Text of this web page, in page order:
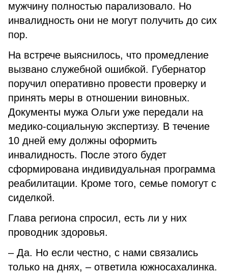
мужчину полностью парализовало. Но
инвалидность они не могут получить до сих
пор.
На встрече выяснилось, что промедление
вызвано служебной ошибкой. Губернатор
поручил оперативно провести проверку и
принять меры в отношении виновных.
Документы мужа Ольги уже передали на
медико-социальную экспертизу. В течение
10 дней ему должны оформить
инвалидность. После этого будет
сформирована индивидуальная программа
реабилитации. Кроме того, семье помогут с
сиделкой.
Глава региона спросил, есть ли у них
проводник здоровья.
– Да. Но если честно, с нами связались
только на днях, – ответила южносахалинка.